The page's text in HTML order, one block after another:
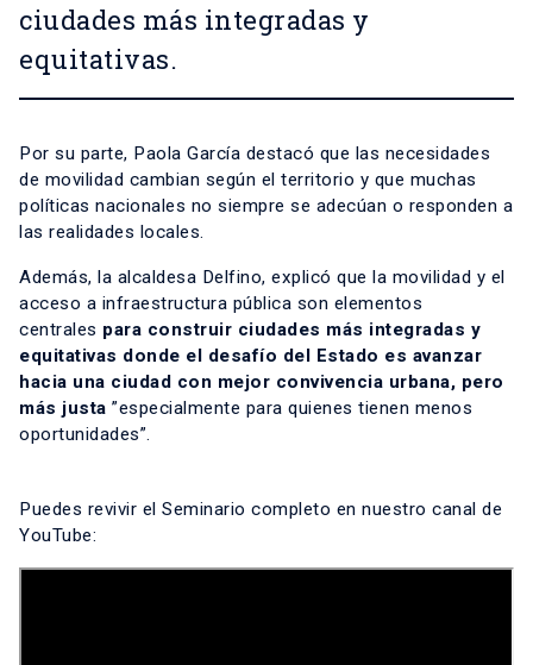
ciudades más integradas y
equitativas.
Por su parte, Paola García destacó que las necesidades
de movilidad cambian según el territorio y que muchas
políticas nacionales no siempre se adecúan o responden a
las realidades locales.
Además, la alcaldesa Delfino, explicó que la movilidad y el
acceso a infraestructura pública son elementos
centrales para construir ciudades más integradas y
equitativas donde el desafío del Estado es avanzar
hacia una ciudad con mejor convivencia urbana, pero
más justa ”especialmente para quienes tienen menos
oportunidades”.
Puedes revivir el Seminario completo en nuestro canal de
YouTube: